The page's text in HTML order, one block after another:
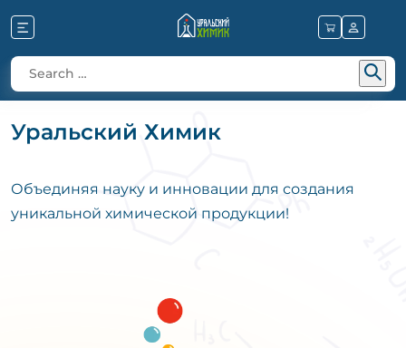
Уральский Химик
Объединяя науку и инновации для создания
уникальной химической продукции!